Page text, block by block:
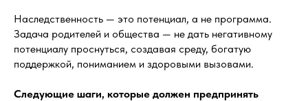
Наследственность — это потенциал, а не программа.
Задача родителей и общества — не дать негативному
потенциалу проснуться, создавая среду, богатую
поддержкой, пониманием и здоровыми вызовами.
Следующие шаги, которые должен предпринять